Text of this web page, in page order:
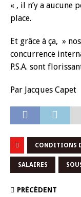
« , il n’y a
place.
Et grâce à ça, »
concurrence
P.S.A. sont
Par Jacques Capet
CONDITIONS
SALAIRES
PRÉCÉDENT